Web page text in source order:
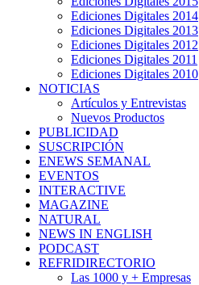
Ediciones Digitales 2014
Ediciones Digitales 2013
Ediciones Digitales 2012
Ediciones Digitales 2011
Ediciones Digitales 2010
NOTICIAS
Artículos y Entrevistas
Nuevos Productos
PUBLICIDAD
SUSCRIPCIÓN
ENEWS SEMANAL
EVENTOS
INTERACTIVE
MAGAZINE
NATURAL
NEWS IN ENGLISH
PODCAST
REFRIDIRECTORIO
Las 1000 y + Empresas